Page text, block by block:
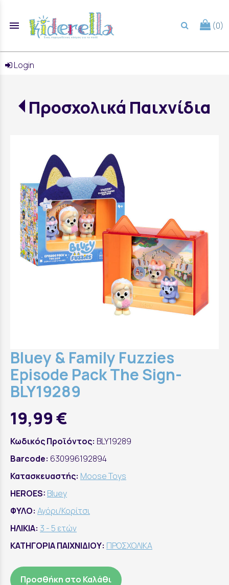
menu (0)
Login
Προσχολικά Παιχνίδια
Bluey & Family Fuzzies
Episode Pack The Sign-
BLY19289
19,99 €
Κωδικός Προϊόντος: BLY19289
Barcode: 630996192894
Κατασκευαστής: Moose Toys
HEROES: Bluey
ΦΥΛΟ: Αγόρι/Κορίτσι
ΗΛΙΚΙΑ: 3 - 5 ετών
ΚΑΤΗΓΟΡΙΑ ΠΑΙΧΝΙΔΙΟΥ: ΠΡΟΣΧΟΛΙΚΑ
Προσθήκη στο Καλάθι